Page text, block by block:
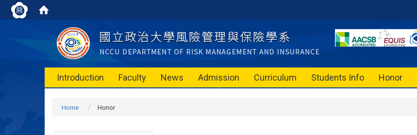
Introduction Faculty News Admission Curriculum Students Info Honor
Home Honor